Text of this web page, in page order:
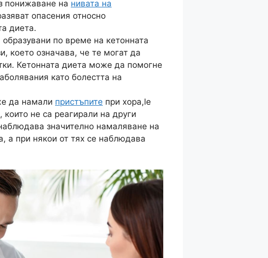
понижаване на нивата на
опасения относно
диета.
образувани по време на кетонната
което означава, че те могат да
Кетонната диета може да помогне
като болестта на
да намали пристъпите при хора,le
не са реагирали на други
значително намаляване на
а при някои от тях се наблюдава